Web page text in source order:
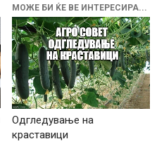
МОЖЕ БИ ЌЕ ВЕ ИНТЕРЕСИРА...
Одгледување на
краставици